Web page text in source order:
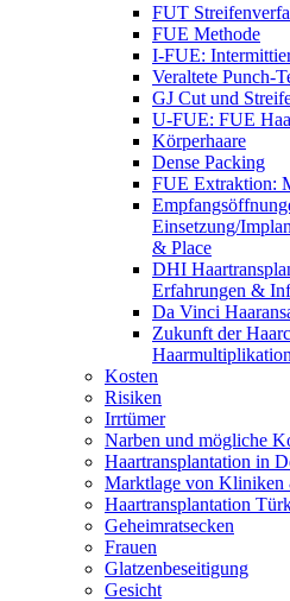
FUT
FUE Methode
I-FUE:
Veraltete Punch-
GJ Cut und
U-FUE: FUE
Körperhaare
Dense Packing
FUE Extraktion:
Einsetzung/
& Place
DHI
Erfahrungen &
Da Vinci
Zukunft der
Kosten
Risiken
Irrtümer
Narben und mögliche
Haartransplantation in
Marktlage von
Haartransplantation
Geheimratsecken
Frauen
Glatzenbeseitigung
Gesicht